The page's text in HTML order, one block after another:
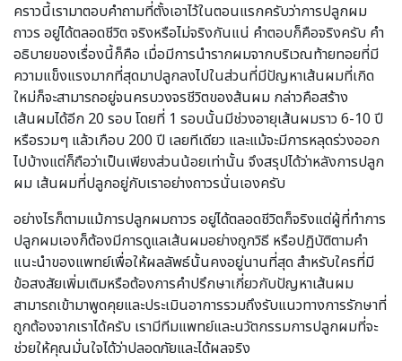
คราวนี้เรามาตอบคำถามที่ตั้งเอาไว้ในตอนแรกครับว่าการปลูกผม
ถาวร อยู่ได้ตลอดชีวิต จริงหรือไม่จริงกันแน่ คำตอบก็คือจริงครับ คำ
อธิบายของเรื่องนี้ก็คือ เมื่อมีการนำรากผมจากบริเวณท้ายทอยที่มี
ความแข็งแรงมากที่สุดมาปลูกลงไปในส่วนที่มีปัญหาเส้นผมที่เกิด
ใหม่ก็จะสามารถอยู่จนครบวงจรชีวิตของส้นผม กล่าวคือสร้าง
เส้นผมได้อีก 20 รอบ โดยที่ 1 รอบนั้นมีช่วงอายุเส้นผมราว 6-10 ปี
หรือรวมๆ แล้วเกือบ 200 ปี เลยทีเดียว และแม้จะมีการหลุดร่วงออก
ไปบ้างแต่ก็ถือว่าเป็นเพียงส่วนน้อยเท่านั้น จึงสรุปได้ว่าหลังการปลูก
ผม เส้นผมที่ปลูกอยู่กับเราอย่างถาวรนั่นเองครับ
อย่างไรก็ตามแม้การปลูกผมถาวร อยู่ได้ตลอดชีวิตก็จริงแต่ผู้ที่ทำการ
ปลูกผมเองก็ต้องมีการดูแลเส้นผมอย่างถูกวิธี หรือปฏิบัติตามคำ
แนะนำของแพทย์เพื่อให้ผลลัพธ์นั้นคงอยู่นานที่สุด สำหรับใครที่มี
ข้อสงสัยเพิ่มเติมหรือต้องการคำปรึกษาเกี่ยวกับปัญหาเส้นผม
สามารถเข้ามาพูดคุยและประเมินอาการรวมถึงรับแนวทางการรักษาที่
ถูกต้องจากเราได้ครับ เรามีทีมแพทย์และนวัตกรรมการปลูกผมที่จะ
ช่วยให้คุณมั่นใจได้ว่าปลอดภัยและได้ผลจริง